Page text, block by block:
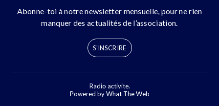
Abonne-toi à notre newsletter mensuelle, pour ne rien
manquer des actualités de l’association.
S'INSCRIRE
Radio activite.
Powered by What The Web